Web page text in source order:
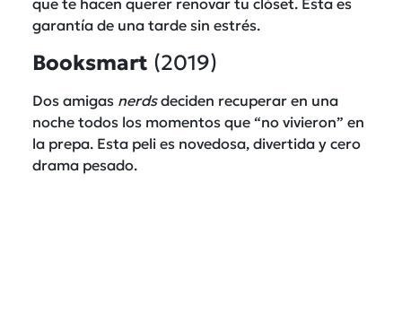
garantía de una tarde sin estrés.
Booksmart (2019)
Dos amigas nerdsdeciden recuperar en una
noche todos los momentos que “no vivieron” en
la prepa. Esta peli es novedosa, divertida y cero
drama pesado.